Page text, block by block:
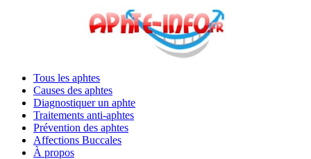
Tous les aphtes
Causes des aphtes
Diagnostiquer un aphte
Traitements anti-aphtes
Prévention des aphtes
Affections Buccales
À propos